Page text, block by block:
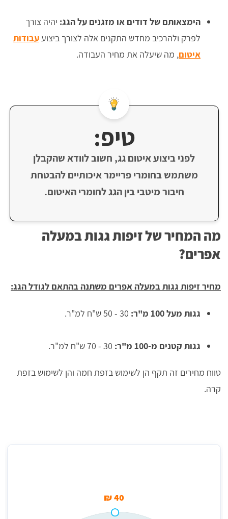
הימצאותם של דודים או מזגנים על הגג: יהיה צורך
לפרק ולהרכיב מחדש התקנים אלה לצורך ביצועעבודות
איטום, מה שיעלה את מחיר העבודה.
טיפ:
לפני ביצוע איטום גג, חשוב לוודא שהקבלן
משתמש בחומרי פריימר איכותיים להבטחת
חיבור מיטבי בין הגג לחומרי האיטום.
מה המחיר של זיפות גגות במעלה
אפרים?
מחיר זיפות גגות במעלה אפרים משתנה בהתאם לגודל הגג:
גגות מעל 100 מ"ר:
גגות קטנים מ-100 מ"ר:
טווח מחירים זה תקף הן לשימוש בזפת חמה והן לשימוש בזפת
קרה.
40 ₪